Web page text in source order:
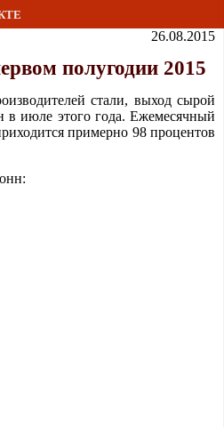
26.08.2015
полугодии 2015
стали, выход сырой
в июле этого года. Ежемесячный
примерно 98 процентов